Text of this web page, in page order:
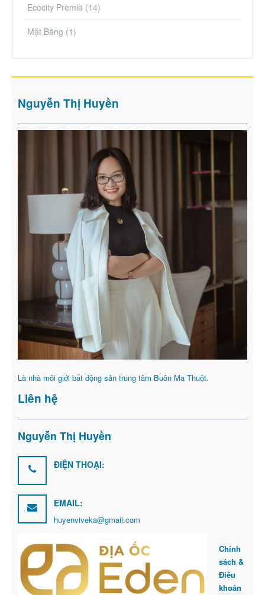
Ecocity Premia (14)
Mặt Bằng (1)
Nguyễn Thị Huyền
Là nhà môi giới bất động sản trung tâm Buôn Ma Thuột.
Liên hệ
Nguyễn Thị Huyền
ĐIỆN THOẠI:
EMAIL:
huyenviveka@gmail.com
Chính
sách &
Điều
khoản